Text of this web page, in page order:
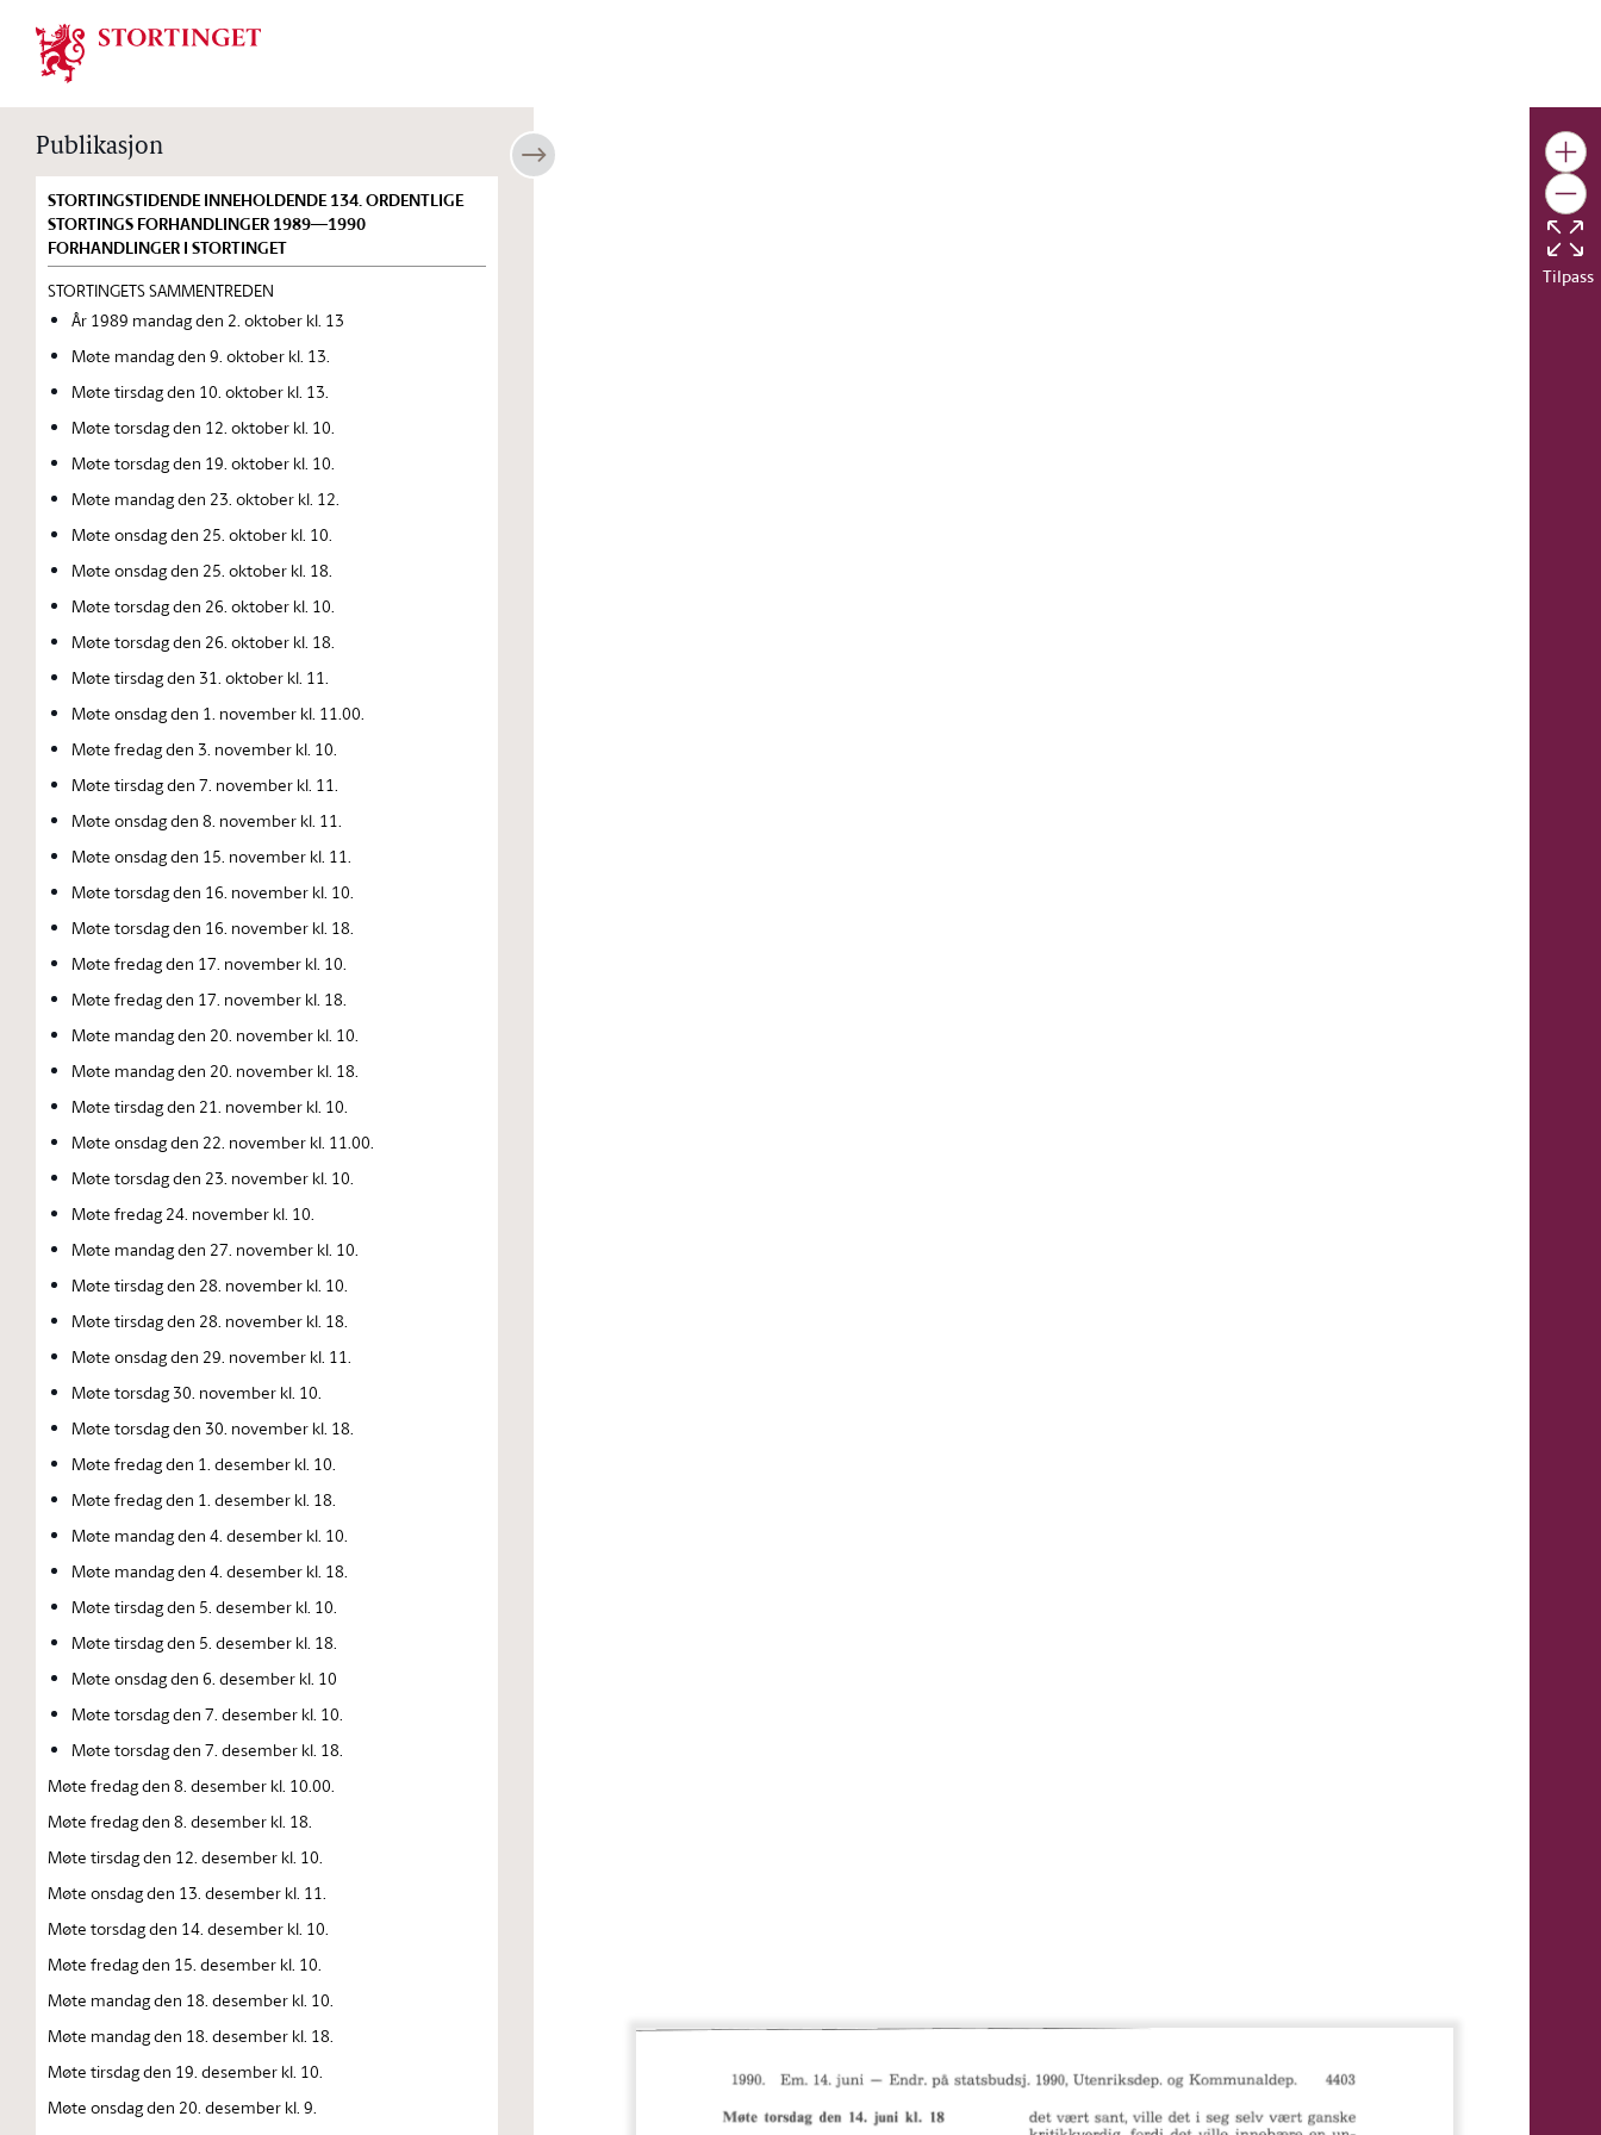
Stortinget.no
Publikasjon
STORTINGSTIDENDE INNEHOLDENDE 134. ORDENTLIGE
STORTINGS FORHANDLINGER 1989—1990
FORHANDLINGER I STORTINGET
STORTINGETS SAMMENTREDEN
År 1989 mandag den 2. oktober kl. 13
Møte mandag den 9. oktober kl. 13.
Møte tirsdag den 10. oktober kl. 13.
Møte torsdag den 12. oktober kl. 10.
Møte torsdag den 19. oktober kl. 10.
Møte mandag den 23. oktober kl. 12.
Møte onsdag den 25. oktober kl. 10.
Møte onsdag den 25. oktober kl. 18.
Møte torsdag den 26. oktober kl. 10.
Møte torsdag den 26. oktober kl. 18.
Møte tirsdag den 31. oktober kl. 11.
Møte onsdag den 1. november kl. 11.00.
Møte fredag den 3. november kl. 10.
Møte tirsdag den 7. november kl. 11.
Møte onsdag den 8. november kl. 11.
Møte onsdag den 15. november kl. 11.
Møte torsdag den 16. november kl. 10.
Møte torsdag den 16. november kl. 18.
Møte fredag den 17. november kl. 10.
Møte fredag den 17. november kl. 18.
Møte mandag den 20. november kl. 10.
Møte mandag den 20. november kl. 18.
Møte tirsdag den 21. november kl. 10.
Møte onsdag den 22. november kl. 11.00.
Møte torsdag den 23. november kl. 10.
Møte fredag 24. november kl. 10.
Møte mandag den 27. november kl. 10.
Møte tirsdag den 28. november kl. 10.
Møte tirsdag den 28. november kl. 18.
Møte onsdag den 29. november kl. 11.
Møte torsdag 30. november kl. 10.
Møte torsdag den 30. november kl. 18.
Møte fredag den 1. desember kl. 10.
Møte fredag den 1. desember kl. 18.
Møte mandag den 4. desember kl. 10.
Møte mandag den 4. desember kl. 18.
Møte tirsdag den 5. desember kl. 10.
Møte tirsdag den 5. desember kl. 18.
Møte onsdag den 6. desember kl. 10
Møte torsdag den 7. desember kl. 10.
Møte torsdag den 7. desember kl. 18.
Møte fredag den 8. desember kl. 10.00.
Møte fredag den 8. desember kl. 18.
Møte tirsdag den 12. desember kl. 10.
Møte onsdag den 13. desember kl. 11.
Møte torsdag den 14. desember kl. 10.
Møte fredag den 15. desember kl. 10.
Møte mandag den 18. desember kl. 10.
Møte mandag den 18. desember kl. 18.
Møte tirsdag den 19. desember kl. 10.
Møte onsdag den 20. desember kl. 9.